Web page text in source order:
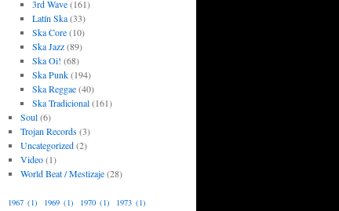
3rd Wave(161)
Latín Ska(33)
Ska Core(10)
Ska Jazz(89)
Ska Oi! (68)
Ska Punk(194)
Ska Reggae(40)
Ska Tradicional(161)
Soul(6)
Trojan Records(3)
Uncategorized(2)
Video(1)
World Beat / Mestizaje(28)
1967 (1) 1969 (1) 1970 (1) 1973 (1)